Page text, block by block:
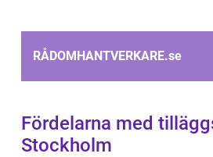
RÅDOMHANTVERKARE.se
Fördelarna med
Stockholm